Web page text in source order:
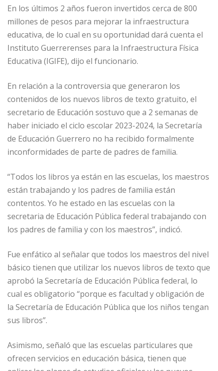
En los últimos 2 años fueron invertidos cerca de 800
millones de pesos para mejorar la infraestructura
educativa, de lo cual en su oportunidad dará cuenta el
Instituto Guerrerenses para la Infraestructura Física
Educativa (IGIFE), dijo el funcionario.
En relación a la controversia que generaron los
contenidos de los nuevos libros de texto gratuito, el
secretario de Educación sostuvo que a 2 semanas de
haber iniciado el ciclo escolar 2023-2024, la Secretaría
de Educación Guerrero no ha recibido formalmente
inconformidades de parte de padres de familia.
“Todos los libros ya están en las escuelas, los maestros
están trabajando y los padres de familia están
contentos. Yo he estado en las escuelas con la
secretaria de Educación Pública federal trabajando con
los padres de familia y con los maestros”, indicó.
Fue enfático al señalar que todos los maestros del nivel
básico tienen que utilizar los nuevos libros de texto que
aprobó la Secretaría de Educación Pública federal, lo
cual es obligatorio “porque es facultad y obligación de
la Secretaría de Educación Pública que los niños tengan
sus libros”.
Asimismo, señaló que las escuelas particulares que
ofrecen servicios en educación básica, tienen que